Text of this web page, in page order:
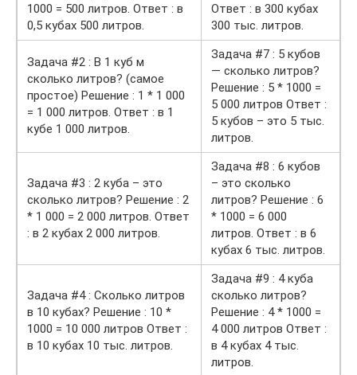
1000 = 500 литров. Ответ : в
0,5 кубах 500 литров.
Ответ : в 300 кубах
300 тыс. литров.
Задача #2 : В 1 куб м
сколько литров? (самое
простое) Решение : 1 * 1 000
= 1 000 литров. Ответ : в 1
кубе 1 000 литров.
Задача #7 : 5 кубов
— сколько литров?
Решение : 5 * 1000 =
5 000 литров Ответ :
5 кубов – это 5 тыс.
литров.
Задача #3 : 2 куба – это
сколько литров? Решение : 2
* 1 000 = 2 000 литров. Ответ
: в 2 кубах 2 000 литров.
Задача #8 : 6 кубов
– это сколько
литров? Решение : 6
* 1000 = 6 000
литров. Ответ : в 6
кубах 6 тыс. литров.
Задача #4 : Сколько литров
в 10 кубах? Решение : 10 *
1000 = 10 000 литров Ответ :
в 10 кубах 10 тыс. литров.
Задача #9 : 4 куба
сколько литров?
Решение : 4 * 1000 =
4 000 литров Ответ :
в 4 кубах 4 тыс.
литров.